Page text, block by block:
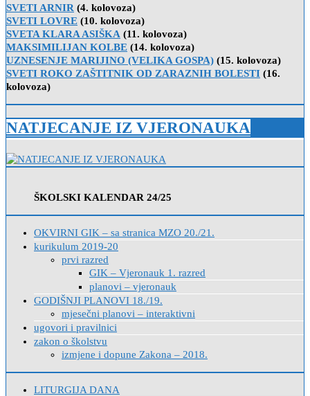
SVETI ARNIR (4. kolovoza)
SVETI LOVRE (10. kolovoza)
SVETA KLARA ASIŠKA (11. kolovoza)
MAKSIMILIJAN KOLBE (14. kolovoza)
UZNESENJE MARIJINO (VELIKA GOSPA) (15. kolovoza)
SVETI ROKO ZAŠTITNIK OD ZARAZNIH BOLESTI (16.
kolovoza)
NATJECANJE IZ VJERONAUKA
ŠKOLSKI KALENDAR 24/25
OKVIRNI GIK – sa stranica MZO 20./21.
kurikulum 2019-20
prvi razred
GIK – Vjeronauk 1. razred
planovi – vjeronauk
GODIŠNJI PLANOVI 18./19.
mjesečni planovi – interaktivni
ugovori i pravilnici
zakon o školstvu
izmjene i dopune Zakona – 2018.
LITURGIJA DANA